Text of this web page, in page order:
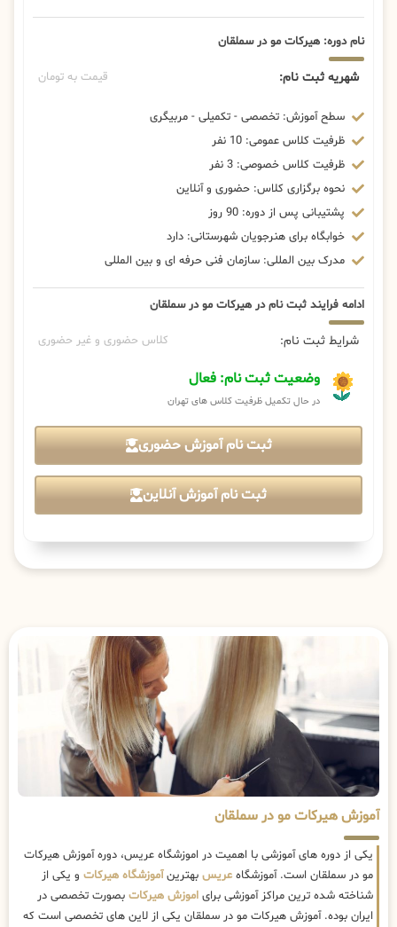
نام دوره: هیرکات مو در سملقان
شهریه ثبت نام: قیمت به تومان
سطح آموزش: تخصصی - تکمیلی - مربیگری
ظرفیت کلاس عمومی: 10 نفر
ظرفیت کلاس خصوصی: 3 نفر
نحوه برگزاری کلاس: حضوری و آنلاین
پشتیبانی پس از دوره: 90 روز
خوابگاه برای هنرجویان شهرستانی: دارد
مدرک بین المللی: سازمان فنی حرفه ای و بین المللی
ادامه فرایند ثبت نام در هیرکات مو در سملقان
شرایط ثبت نام: کلاس حضوری و غیر حضوری
وضعیت ثبت نام: فعال
در حال تکمیل ظرفیت کلاس های تهران
ثبت نام آموزش حضوری
ثبت نام آموزش آنلاین
آموزش هیرکات مو در سملقان
یکی از دوره های آموزشی با اهمیت در اموزشگاه عریس، دوره آموزش هیرکات
مو در سملقان است. آموزشگاه عریس بهترینآموزشگاه هیرکات و یکی از
شناخته شده ترین مراکز آموزشی برای اموزش هیرکات بصورت تخصصی در
ایران بوده. آموزش هیرکات مو در سملقان یکی از لاین های تخصصی است که